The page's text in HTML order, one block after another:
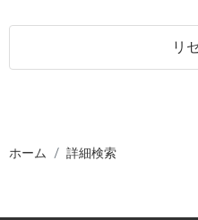
リ
ホーム 詳細検索